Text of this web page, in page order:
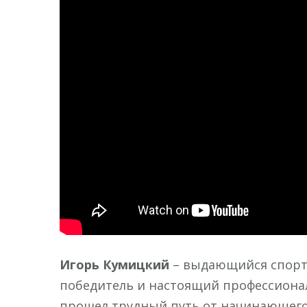
Игорь Кумицкий – выдающийся
победитель и настоящий